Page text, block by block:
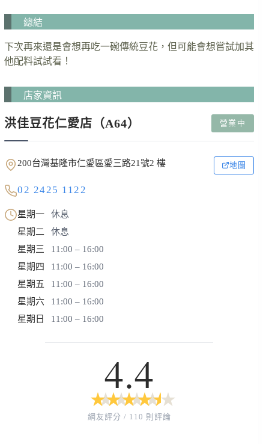
總結
下次再來還是會想再吃一碗傳統豆花，但可能會想嘗試加其
他配料試試看！
店家資訊
洪佳豆花仁愛店（A64） 營業中
200台灣基隆市仁愛區愛三路21號2 樓 地圖
02 2425 1122
星期一
休息
星期二
休息
星期三
11:00 – 16:00
星期四
11:00 – 16:00
星期五
11:00 – 16:00
星期六
11:00 – 16:00
星期日
11:00 – 16:00
4.4
★
★ ★
★ ★
★ ★
★ ★
★
網友評分 / 110 則評論